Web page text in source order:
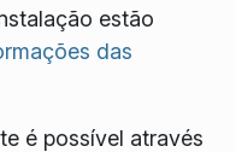
estão
das
é possível através